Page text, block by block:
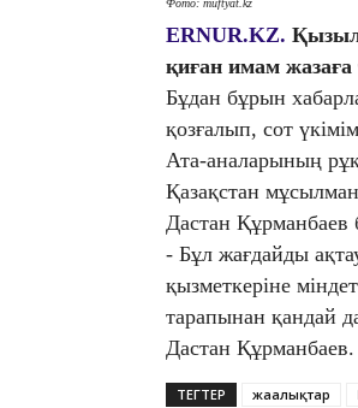
Фото: muftyat.kz
ERNUR.KZ.
қиған имам
Бұдан бұрын
қозғалып, сот
Ата-аналарының
Қазақстан
Дастан Құрманбаев
- Бұл жағдайды
қызметкеріне
тарапынан қандай
Дастан Құрманбаев.
ТЕГТЕР жаңалықтар